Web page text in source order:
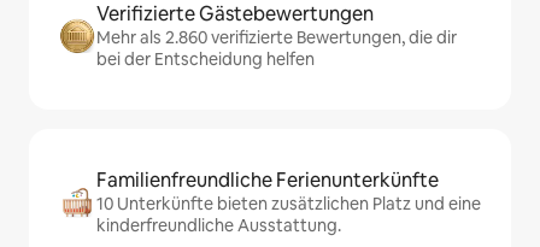
Verifizierte Gästebewertungen
Mehr als 2.860 verifizierte Bewertungen, die dir
bei der Entscheidung helfen
Familienfreundliche Ferienunterkünfte
10 Unterkünfte bieten zusätzlichen Platz und eine
kinderfreundliche Ausstattung.